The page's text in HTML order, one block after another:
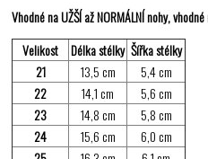
Vhodné na UŽŠÍ až NORMÁLNÍ nohy,
Velikost
Délka stélky Šířka stélky
21
13,5 cm
5,4 cm
22
14,1 cm
5,6 cm
23
14,8 cm
5,8 cm
24
15,6 cm
6,0 cm